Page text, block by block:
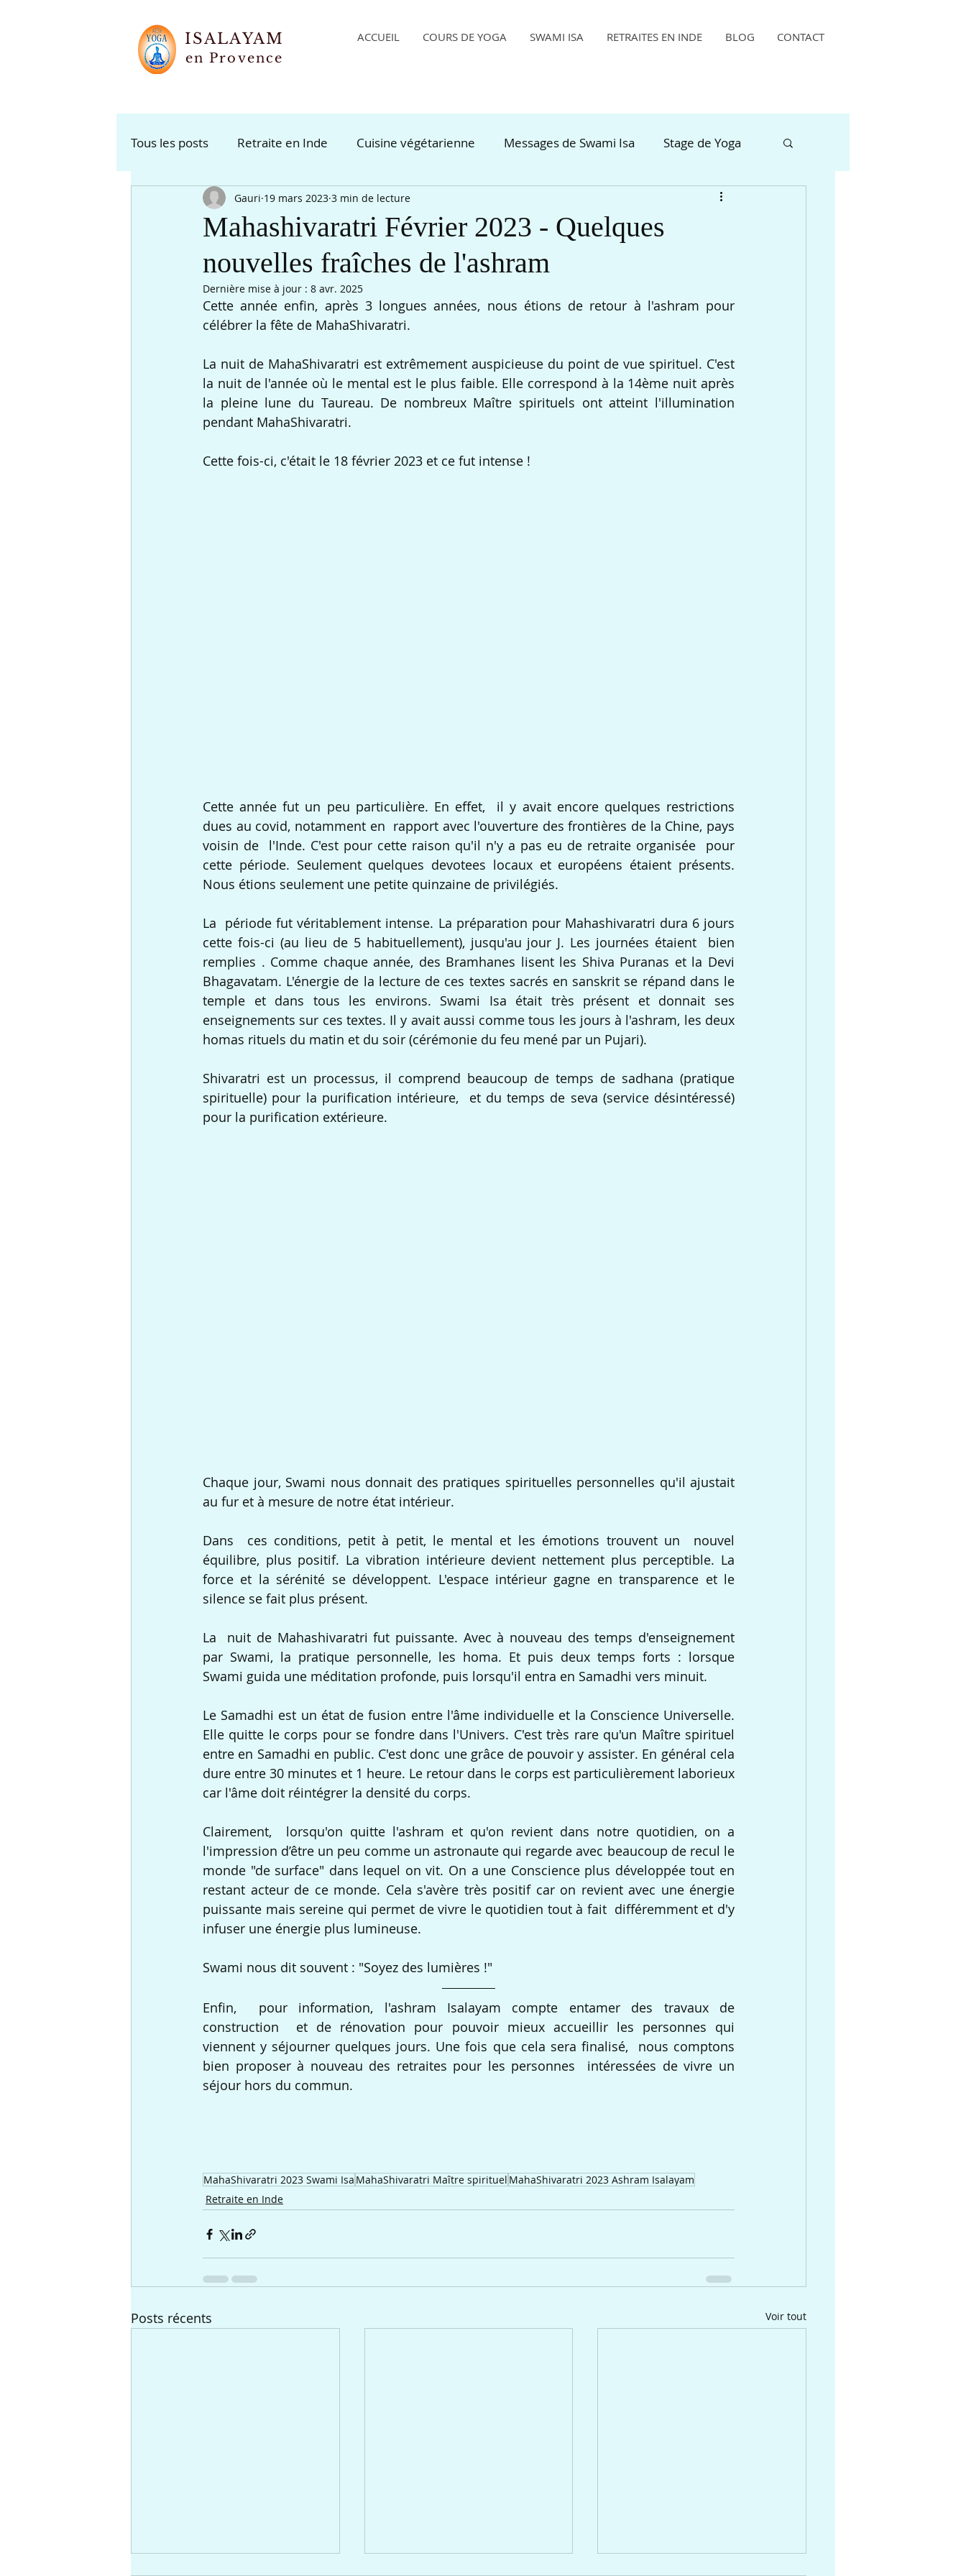
ISALAYAM
en Provence
ACCUEIL COURS DE YOGA SWAMI ISA RETRAITES EN INDE BLOG CONTACT
Tous les posts Retraite en Inde Cuisine végétarienne Messages de Swami Isa Stage de Yoga
Karma Yoga
Mahashivaratri Février 2023 - Quelques
nouvelles fraîches de l'ashram
Gauri 19 mars 2023 3 min de lecture
Dernière mise à jour : 8 avr. 2025
Cette année enfin, après 3 longues années, nous étions de retour à l'ashram pour
célébrer la fête de MahaShivaratri.
La nuit de MahaShivaratri est extrêmement auspicieuse du point de vue spirituel. C'est
la nuit de l'année où le mental est le plus faible. Elle correspond à la 14ème nuit après
la pleine lune du Taureau. De nombreux Maître spirituels ont atteint l'illumination
pendant MahaShivaratri.
Cette fois-ci, c'était le 18 février 2023 et ce fut intense !
Cette année fut un peu particulière. En effet,  il y avait encore quelques restrictions
dues au covid, notamment en  rapport avec l'ouverture des frontières de la Chine, pays
voisin de  l'Inde. C'est pour cette raison qu'il n'y a pas eu de retraite organisée  pour
cette période. Seulement quelques devotees locaux et européens étaient présents.
Nous étions seulement une petite quinzaine de privilégiés.
La  période fut véritablement intense. La préparation pour Mahashivaratri dura 6 jours
cette fois-ci (au lieu de 5 habituellement), jusqu'au jour J. Les journées étaient  bien
remplies . Comme chaque année, des Bramhanes lisent les Shiva Puranas et la Devi
Bhagavatam. L'énergie de la lecture de ces textes sacrés en sanskrit se répand dans le
temple et dans tous les environs. Swami Isa était très présent et donnait ses
enseignements sur ces textes. Il y avait aussi comme tous les jours à l'ashram, les deux
homas rituels du matin et du soir (cérémonie du feu mené par un Pujari).
Shivaratri est un processus, il comprend beaucoup de temps de sadhana (pratique
spirituelle) pour la purification intérieure,  et du temps de seva (service désintéressé)
pour la purification extérieure.
Chaque jour, Swami nous donnait des pratiques spirituelles personnelles qu'il ajustait
au fur et à mesure de notre état intérieur.
Dans  ces conditions, petit à petit, le mental et les émotions trouvent un  nouvel
équilibre, plus positif. La vibration intérieure devient nettement plus perceptible. La
force et la sérénité se développent. L'espace intérieur gagne en transparence et le
silence se fait plus présent.
La  nuit de Mahashivaratri fut puissante. Avec à nouveau des temps d'enseignement
par Swami, la pratique personnelle, les homa. Et puis deux temps forts : lorsque
Swami guida une méditation profonde, puis lorsqu'il entra en Samadhi vers minuit.
Le Samadhi est un état de fusion entre l'âme individuelle et la Conscience Universelle.
Elle quitte le corps pour se fondre dans l'Univers. C'est très rare qu'un Maître spirituel
entre en Samadhi en public. C'est donc une grâce de pouvoir y assister. En général cela
dure entre 30 minutes et 1 heure. Le retour dans le corps est particulièrement laborieux
car l'âme doit réintégrer la densité du corps.
Clairement,  lorsqu'on quitte l'ashram et qu'on revient dans notre quotidien, on a
l'impression d’être un peu comme un astronaute qui regarde avec beaucoup de recul le
monde "de surface" dans lequel on vit. On a une Conscience plus développée tout en
restant acteur de ce monde. Cela s'avère très positif car on revient avec une énergie
puissante mais sereine qui permet de vivre le quotidien tout à fait  différemment et d'y
infuser une énergie plus lumineuse.
Swami nous dit souvent : "Soyez des lumières !"
Enfin,  pour information, l'ashram Isalayam compte entamer des travaux de
construction  et de rénovation pour pouvoir mieux accueillir les personnes qui
viennent y séjourner quelques jours. Une fois que cela sera finalisé,  nous comptons
bien proposer à nouveau des retraites pour les personnes  intéressées de vivre un
séjour hors du commun.
MahaShivaratri 2023 Swami Isa MahaShivaratri Maître spirituel MahaShivaratri 2023 Ashram Isalayam
Retraite en Inde
Posts récents Voir tout